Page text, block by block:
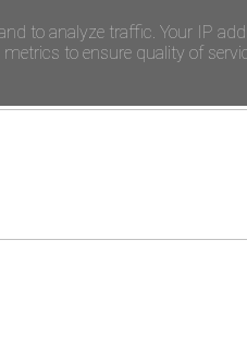
to analyze traffic. Your IP
to ensure quality of